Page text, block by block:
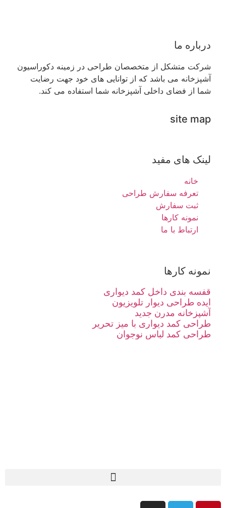
درباره ما
شرکت متشکل از متخصصان طراحی در زمینه دکوراسیون
آشپزخانه می باشد که از توانایی های خود جهت رضایت
شما از فضای داخلی آشپزخانه شما استفاده می کند.
site map
لینک های مفید
خانه
تعرفه سفارش طراحی
ثبت سفارش
نمونه کارها
ارتباط با ما
نمونه کارها
قفسه بندی داخل کمد دیواری
ایده طراحی دیوار تلویزیون
آشپزخانه مدرن جدید
طراحی کمد دیواری با میز تحریر
طراحی کمد لباس نوجوان